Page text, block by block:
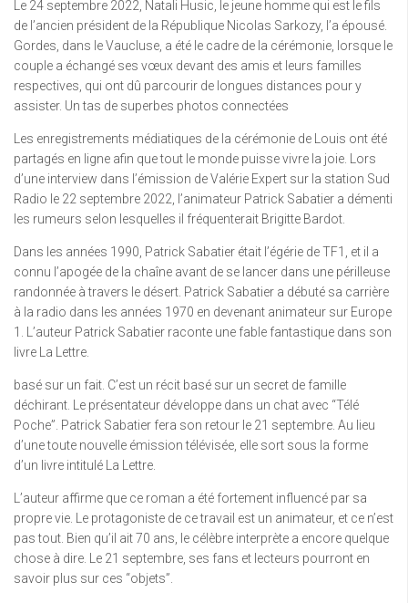
Le 24 septembre 2022, Natali Husic, le jeune homme qui est le fils
de l’ancien président de la République Nicolas Sarkozy, l’a épousé.
Gordes, dans le Vaucluse, a été le cadre de la cérémonie, lorsque le
couple a échangé ses vœux devant des amis et leurs familles
respectives, qui ont dû parcourir de longues distances pour y
assister. Un tas de superbes photos connectées
Les enregistrements médiatiques de la cérémonie de Louis ont été
partagés en ligne afin que tout le monde puisse vivre la joie. Lors
d’une interview dans l’émission de Valérie Expert sur la station Sud
Radio le 22 septembre 2022, l’animateur Patrick Sabatier a démenti
les rumeurs selon lesquelles il fréquenterait Brigitte Bardot.
Dans les années 1990, Patrick Sabatier était l’égérie de TF1, et il a
connu l’apogée de la chaîne avant de se lancer dans une périlleuse
randonnée à travers le désert. Patrick Sabatier a débuté sa carrière
à la radio dans les années 1970 en devenant animateur sur Europe
1. L’auteur Patrick Sabatier raconte une fable fantastique dans son
livre La Lettre.
basé sur un fait. C’est un récit basé sur un secret de famille
déchirant. Le présentateur développe dans un chat avec “Télé
Poche”. Patrick Sabatier fera son retour le 21 septembre. Au lieu
d’une toute nouvelle émission télévisée, elle sort sous la forme
d’un livre intitulé La Lettre.
L’auteur affirme que ce roman a été fortement influencé par sa
propre vie. Le protagoniste de ce travail est un animateur, et ce n’est
pas tout. Bien qu’il ait 70 ans, le célèbre interprète a encore quelque
chose à dire. Le 21 septembre, ses fans et lecteurs pourront en
savoir plus sur ces “objets”.